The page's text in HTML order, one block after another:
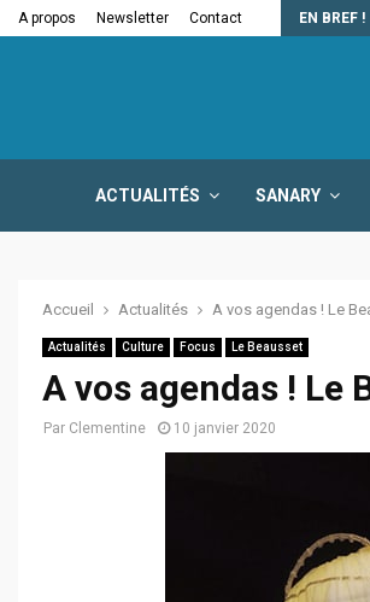
A propos Newsletter Contact EN BREF !
la fermeture…
ACTUALITÉS SANARY
Accueil Actualités A vos agendas ! Le
Actualités Culture Focus Le Beausset
A vos agendas ! Le
Par Clementine 10 janvier 2020